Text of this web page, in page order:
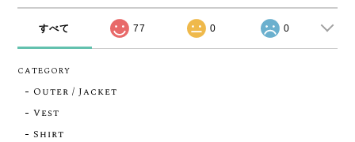
すべて 77 0 0
CATEGORY
Outer / Jacket
Vest
Shirt